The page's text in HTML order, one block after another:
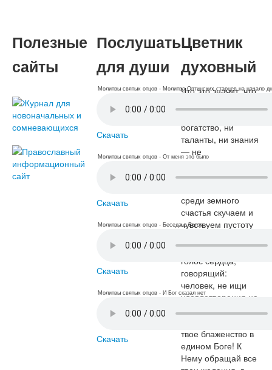
Полезные
сайты
Послушать
для души
Молитвы святых отцов - Молитва Оптинских старцев на начало
Скачать
Молитвы святых отцов - От меня это было
Скачать
Молитвы святых отцов - Беседа с Богом
Скачать
Молитвы святых отцов - И Бог сказал нет
Скачать
Цветник
духовный
Что это значит, что
вещь: ни честь, ни
богатство, ни
таланты, ни знания
— не
нашему сердцу?
среди земного
счастья скучаем и
чувствуем пустоту
Это выразительный
голос сердца,
говорящий:
человек, не ищи
удовлетворения на
твое блаженство в
едином Боге! К
Нему обращай все